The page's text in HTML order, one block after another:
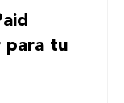
para tu